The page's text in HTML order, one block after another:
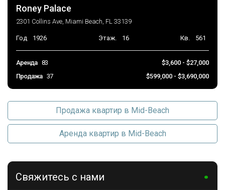
Roney Palace
2301 Collins Ave, Miami Beach, FL 33139
Год 1926 Этаж. 16 Кв. 561
Аренда 83
$3,600 - $27,000
Продажа 37 $599,000 - $3,690,000
Продажа квартир в Mid-Beach
Аренда квартир в Mid-Beach
Свяжитесь с нами